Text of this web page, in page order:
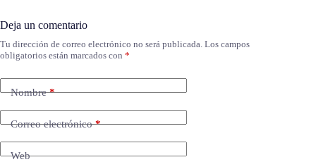
Deja un comentario
Tu dirección de correo electrónico no será publicada. Los campos
obligatorios están marcados con *
Nombre*
Correo electrónico*
Web